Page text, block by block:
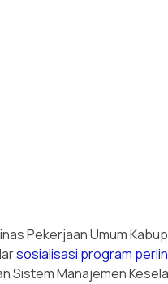
Pekerjaan Umum
sosialisasi program
Manajemen